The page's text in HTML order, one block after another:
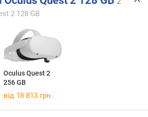
2 128 GB
Oculus Quest 2
256 GB
від 18 813 грн.